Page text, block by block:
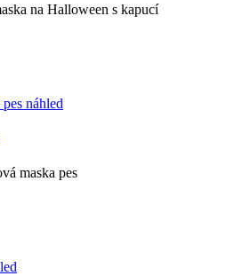
na Halloween s kapucí
náhled
maska pes